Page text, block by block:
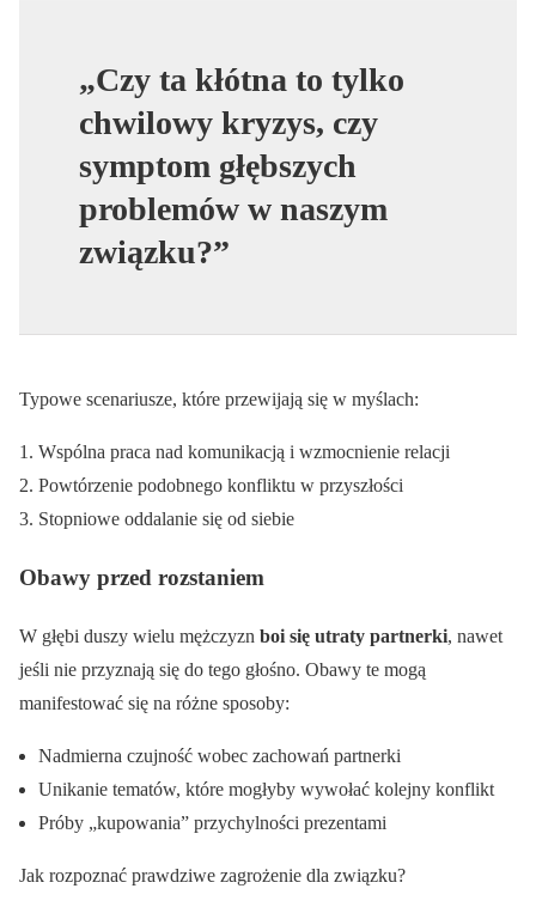
„Czy ta kłótna to tylko
chwilowy kryzys, czy
symptom głębszych
problemów w naszym
związku?”
Typowe scenariusze, które przewijają się w myślach:
Wspólna praca nad komunikacją i wzmocnienie relacji
Powtórzenie podobnego konfliktu w przyszłości
Stopniowe oddalanie się od siebie
Obawy przed rozstaniem
W głębi duszy wielu mężczyzn boi się utraty partnerki, nawet
jeśli nie przyznają się do tego głośno. Obawy te mogą
manifestować się na różne sposoby:
Nadmierna czujność wobec zachowań partnerki
Unikanie tematów, które mogłyby wywołać kolejny konflikt
Próby „kupowania” przychylności prezentami
Jak rozpoznać prawdziwe zagrożenie dla związku?